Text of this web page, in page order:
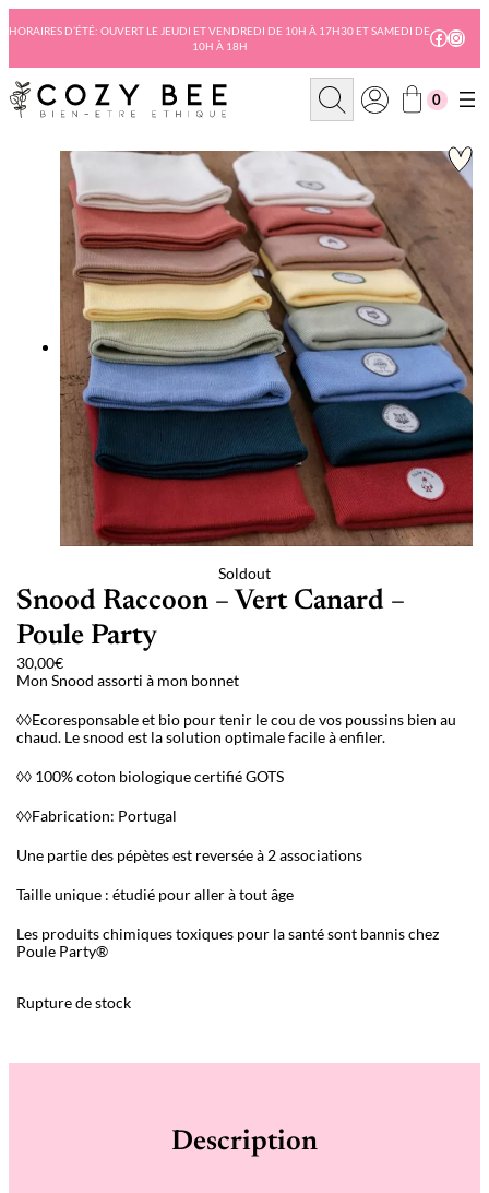
au
HORAIRES D’ÉTÉ: OUVERT LE JEUDI ET VENDREDI DE 10H À 17H30 ET SAMEDI DE
10H À 18H
R
c
e
c
h
e
0
Soldout
Snood Raccoon – Vert Canard –
Poule Party
30,00€
Mon Snood assorti à mon bonnet
◊◊Ecoresponsable et bio pour tenir le cou de vos poussins bien au
chaud. Le snood est la solution optimale facile à enfiler.
◊◊ 100% coton biologique certifié GOTS
◊◊Fabrication: Portugal
Une partie des pépètes est reversée à 2 associations
Taille unique : étudié pour aller à tout âge
Les produits chimiques toxiques pour la santé sont bannis chez
Poule Party®
Rupture de stock
Description